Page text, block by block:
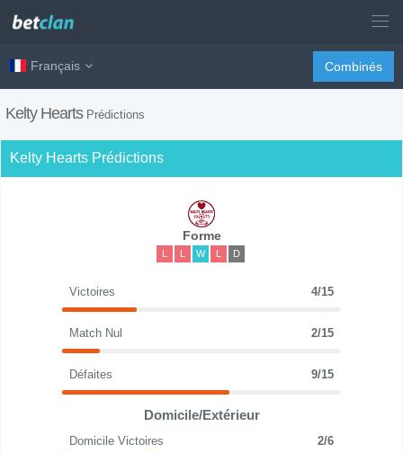
Français Combinés
Kelty Hearts Prédictions
Kelty Hearts Prédictions
Forme
L L W L D
Victoires 4/15
Match Nul 2/15
Défaites 9/15
Domicile/Extérieur
Domicile Victoires 2/6